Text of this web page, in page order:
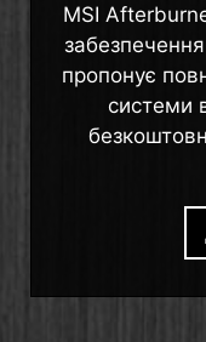
MSI
пропонує
системи